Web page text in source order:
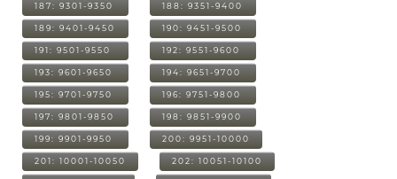
187: 9301-9350 188: 9351-9400
189: 9401-9450 190: 9451-9500
191: 9501-9550 192: 9551-9600
193: 9601-9650 194: 9651-9700
195: 9701-9750 196: 9751-9800
197: 9801-9850 198: 9851-9900
199: 9901-9950 200: 9951-10000
201: 10001-10050 202: 10051-10100